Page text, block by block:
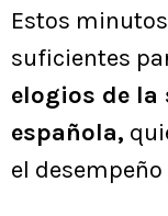
Estos
suficientes
elogios de la
española,
el